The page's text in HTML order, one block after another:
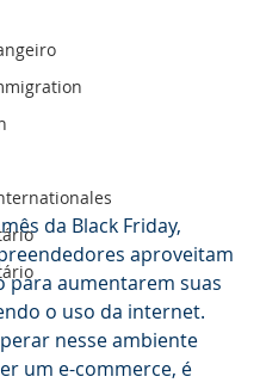
da Black Friday,
aproveitam
para aumentarem suas
o uso da internet.
nesse ambiente
um e-commerce, é